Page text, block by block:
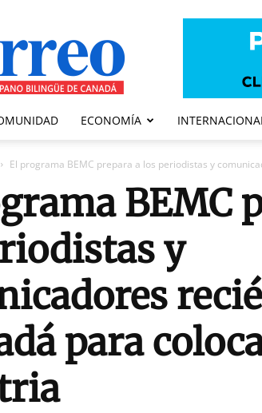
ECONOMÍA
El programa BEMC prepara a los periodistas y
BEMC
y
para